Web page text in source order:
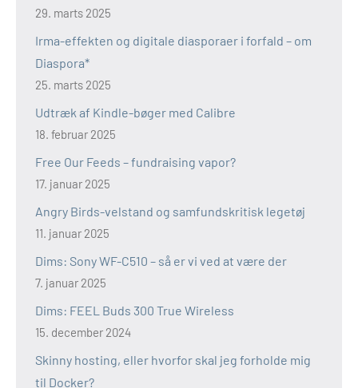
29. marts 2025
Irma-effekten og digitale diasporaer i forfald – om
Diaspora*
25. marts 2025
Udtræk af Kindle-bøger med Calibre
18. februar 2025
Free Our Feeds – fundraising vapor?
17. januar 2025
Angry Birds-velstand og samfundskritisk legetøj
11. januar 2025
Dims: Sony WF-C510 – så er vi ved at være der
7. januar 2025
Dims: FEEL Buds 300 True Wireless
15. december 2024
Skinny hosting, eller hvorfor skal jeg forholde mig
til Docker?